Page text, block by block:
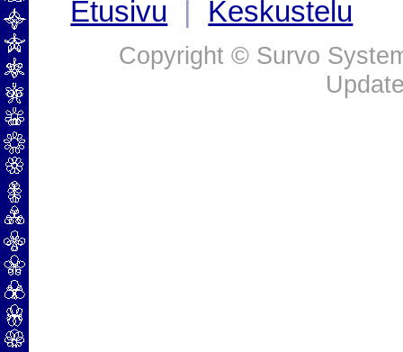
Etusivu
Keskustelu
Copyright © Survo